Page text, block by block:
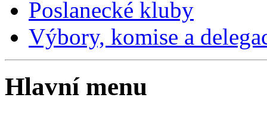
Poslanecké kluby
Výbory, komise a
Hlavní menu